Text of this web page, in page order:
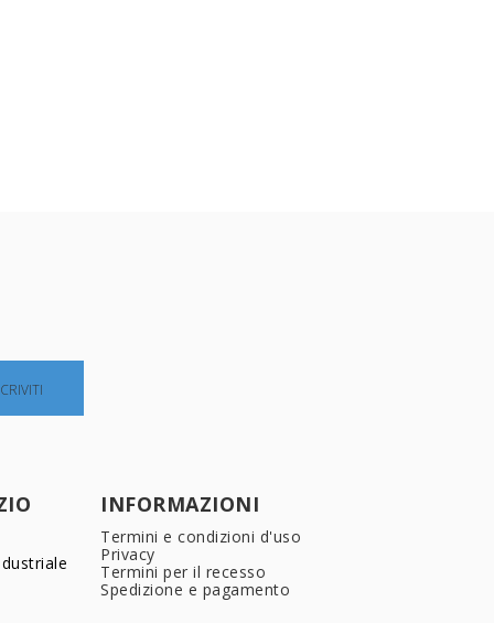
INFORMAZIONI
Termini e condizioni d'uso
Privacy
Termini per il recesso
Spedizione e pagamento